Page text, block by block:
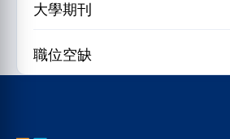
大學期刊
職位空缺